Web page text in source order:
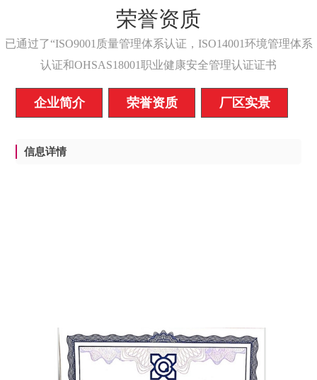
荣誉资质
已通过了“ISO9001质量管理体系认证，ISO14001环境管理体系
认证和OHSAS18001职业健康安全管理认证证书
企业简介 荣誉资质 厂区实景
信息详情